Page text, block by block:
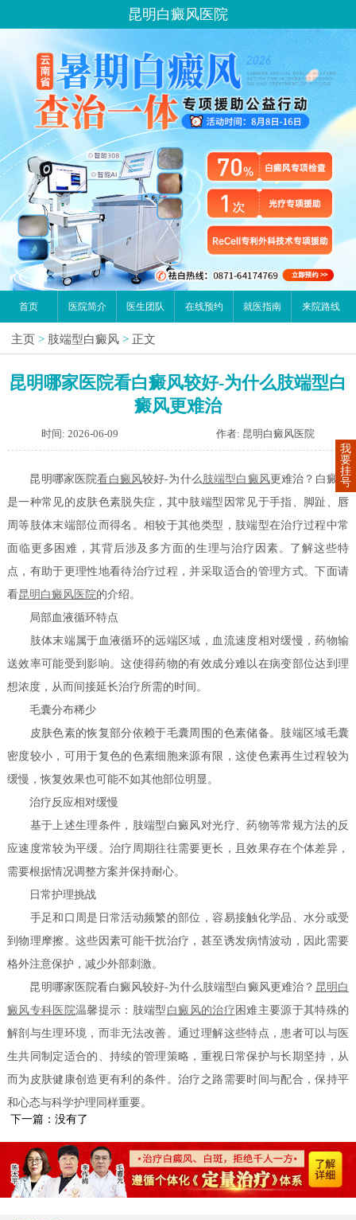
昆明白癜风医院
首页 医院简介 医生团队 在线预约 就医指南 来院路线
主页 > 肢端型白癜风 > 正文
昆明哪家医院看白癜风较好-为什么肢端型白
癜风更难治
时间: 2026-06-09 作者: 昆明白癜风医院
昆明哪家医院看白癜风较好-为什么肢端型白癜风更难治？白癜风
是一种常见的皮肤色素脱失症，其中肢端型因常见于手指、脚趾、唇
周等肢体末端部位而得名。相较于其他类型，肢端型在治疗过程中常
面临更多困难，其背后涉及多方面的生理与治疗因素。了解这些特
点，有助于更理性地看待治疗过程，并采取适合的管理方式。下面请
看昆明白癜风医院的介绍。
局部血液循环特点
肢体末端属于血液循环的远端区域，血流速度相对缓慢，药物输
送效率可能受到影响。这使得药物的有效成分难以在病变部位达到理
想浓度，从而间接延长治疗所需的时间。
毛囊分布稀少
皮肤色素的恢复部分依赖于毛囊周围的色素储备。肢端区域毛囊
密度较小，可用于复色的色素细胞来源有限，这使色素再生过程较为
缓慢，恢复效果也可能不如其他部位明显。
治疗反应相对缓慢
基于上述生理条件，肢端型白癜风对光疗、药物等常规方法的反
应速度常较为平缓。治疗周期往往需要更长，且效果存在个体差异，
需要根据情况调整方案并保持耐心。
日常护理挑战
手足和口周是日常活动频繁的部位，容易接触化学品、水分或受
到物理摩擦。这些因素可能干扰治疗，甚至诱发病情波动，因此需要
格外注意保护，减少外部刺激。
昆明哪家医院看白癜风较好-为什么肢端型白癜风更难治？ 昆明白
癜风专科医院温馨提示：肢端型 白癜风的治疗 困难主要源于其特殊的
解剖与生理环境，而非无法改善。通过理解这些特点，患者可以与医
生共同制定适合的、持续的管理策略，重视日常保护与长期坚持，从
而为皮肤健康创造更有利的条件。治疗之路需要时间与配合，保持平
和心态与科学护理同样重要。
下一篇：没有了
我
要
挂
号